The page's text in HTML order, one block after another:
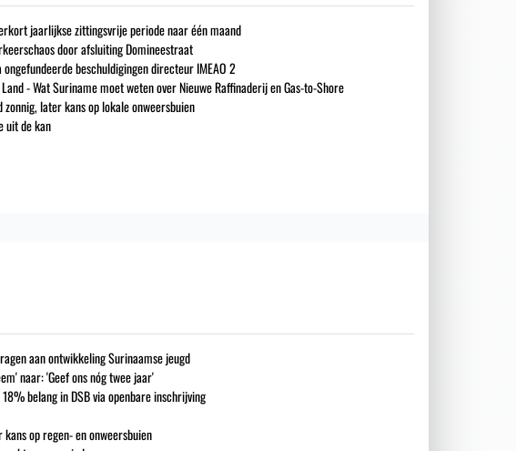
jaarlijkse zittingsvrije periode naar één maand
door afsluiting Domineestraat
ongefundeerde beschuldigingen directeur IMEAO 2
Land - Wat Suriname moet weten over Nieuwe Raffinaderij en Gas-to-Shore
zonnig, later kans op lokale onweersbuien
uit de kan
aan ontwikkeling Surinaamse jeugd
naar: 'Geef ons nóg twee jaar'
belang in DSB via openbare inschrijving
op regen- en onweersbuien